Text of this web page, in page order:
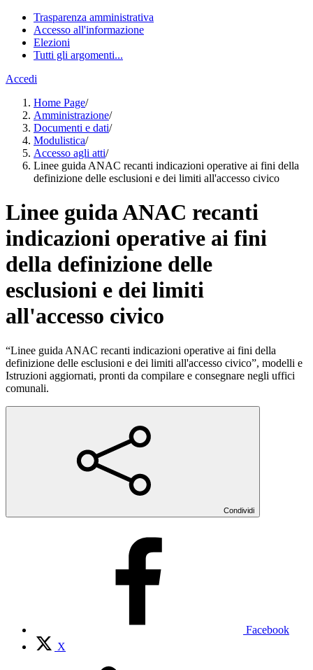
Trasparenza amministrativa
Accesso all'informazione
Elezioni
Tutti gli argomenti...
Accedi
Home Page/
Amministrazione/
Documenti e dati/
Modulistica/
Accesso agli atti/
Linee guida ANAC recanti indicazioni operative ai fini della
definizione delle esclusioni e dei limiti all'accesso civico
Linee guida ANAC recanti
indicazioni operative ai fini
della definizione delle
esclusioni e dei limiti
all'accesso civico
“Linee guida ANAC recanti indicazioni operative ai fini della
definizione delle esclusioni e dei limiti all'accesso civico”, modelli e
Istruzioni aggiornati, pronti da compilare e consegnare negli uffici
comunali.
Condividi
Facebook
X